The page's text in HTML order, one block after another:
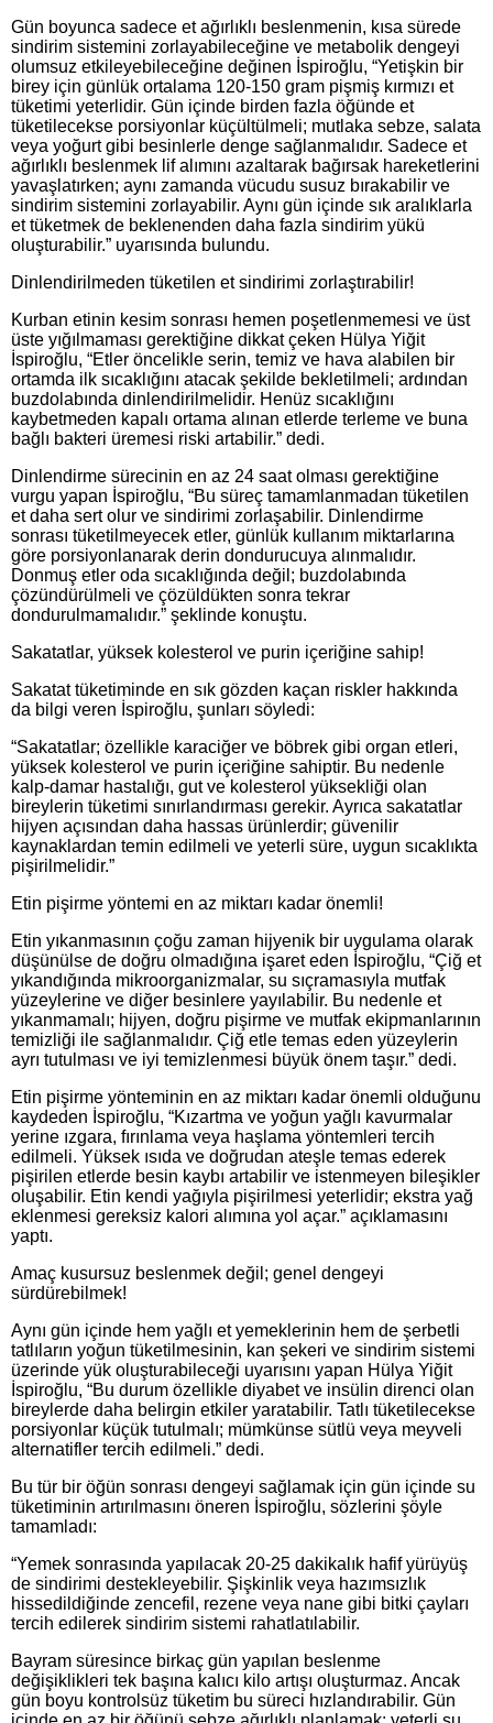
Gün boyunca sadece et ağırlıklı beslenmenin, kısa sürede
sindirim sistemini zorlayabileceğine ve metabolik dengeyi
olumsuz etkileyebileceğine değinen İspiroğlu, “Yetişkin bir
birey için günlük ortalama 120-150 gram pişmiş kırmızı et
tüketimi yeterlidir. Gün içinde birden fazla öğünde et
tüketilecekse porsiyonlar küçültülmeli; mutlaka sebze, salata
veya yoğurt gibi besinlerle denge sağlanmalıdır. Sadece et
ağırlıklı beslenmek lif alımını azaltarak bağırsak hareketlerini
yavaşlatırken; aynı zamanda vücudu susuz bırakabilir ve
sindirim sistemini zorlayabilir. Aynı gün içinde sık aralıklarla
et tüketmek de beklenenden daha fazla sindirim yükü
oluşturabilir.” uyarısında bulundu.
Dinlendirilmeden tüketilen et sindirimi zorlaştırabilir!
Kurban etinin kesim sonrası hemen poşetlenmemesi ve üst
üste yığılmaması gerektiğine dikkat çeken Hülya Yiğit
İspiroğlu, “Etler öncelikle serin, temiz ve hava alabilen bir
ortamda ilk sıcaklığını atacak şekilde bekletilmeli; ardından
buzdolabında dinlendirilmelidir. Henüz sıcaklığını
kaybetmeden kapalı ortama alınan etlerde terleme ve buna
bağlı bakteri üremesi riski artabilir.” dedi.
Dinlendirme sürecinin en az 24 saat olması gerektiğine
vurgu yapan İspiroğlu, “Bu süreç tamamlanmadan tüketilen
et daha sert olur ve sindirimi zorlaşabilir. Dinlendirme
sonrası tüketilmeyecek etler, günlük kullanım miktarlarına
göre porsiyonlanarak derin dondurucuya alınmalıdır.
Donmuş etler oda sıcaklığında değil; buzdolabında
çözündürülmeli ve çözüldükten sonra tekrar
dondurulmamalıdır.” şeklinde konuştu.
Sakatatlar, yüksek kolesterol ve purin içeriğine sahip!
Sakatat tüketiminde en sık gözden kaçan riskler hakkında
da bilgi veren İspiroğlu, şunları söyledi:
“Sakatatlar; özellikle karaciğer ve böbrek gibi organ etleri,
yüksek kolesterol ve purin içeriğine sahiptir. Bu nedenle
kalp-damar hastalığı, gut ve kolesterol yüksekliği olan
bireylerin tüketimi sınırlandırması gerekir. Ayrıca sakatatlar
hijyen açısından daha hassas ürünlerdir; güvenilir
kaynaklardan temin edilmeli ve yeterli süre, uygun sıcaklıkta
pişirilmelidir.”
Etin pişirme yöntemi en az miktarı kadar önemli!
Etin yıkanmasının çoğu zaman hijyenik bir uygulama olarak
düşünülse de doğru olmadığına işaret eden İspiroğlu, “Çiğ et
yıkandığında mikroorganizmalar, su sıçramasıyla mutfak
yüzeylerine ve diğer besinlere yayılabilir. Bu nedenle et
yıkanmamalı; hijyen, doğru pişirme ve mutfak ekipmanlarının
temizliği ile sağlanmalıdır. Çiğ etle temas eden yüzeylerin
ayrı tutulması ve iyi temizlenmesi büyük önem taşır.” dedi.
Etin pişirme yönteminin en az miktarı kadar önemli olduğunu
kaydeden İspiroğlu, “Kızartma ve yoğun yağlı kavurmalar
yerine ızgara, fırınlama veya haşlama yöntemleri tercih
edilmeli. Yüksek ısıda ve doğrudan ateşle temas ederek
pişirilen etlerde besin kaybı artabilir ve istenmeyen bileşikler
oluşabilir. Etin kendi yağıyla pişirilmesi yeterlidir; ekstra yağ
eklenmesi gereksiz kalori alımına yol açar.” açıklamasını
yaptı.
Amaç kusursuz beslenmek değil; genel dengeyi
sürdürebilmek!
Aynı gün içinde hem yağlı et yemeklerinin hem de şerbetli
tatlıların yoğun tüketilmesinin, kan şekeri ve sindirim sistemi
üzerinde yük oluşturabileceği uyarısını yapan Hülya Yiğit
İspiroğlu, “Bu durum özellikle diyabet ve insülin direnci olan
bireylerde daha belirgin etkiler yaratabilir. Tatlı tüketilecekse
porsiyonlar küçük tutulmalı; mümkünse sütlü veya meyveli
alternatifler tercih edilmeli.” dedi.
Bu tür bir öğün sonrası dengeyi sağlamak için gün içinde su
tüketiminin artırılmasını öneren İspiroğlu, sözlerini şöyle
tamamladı:
“Yemek sonrasında yapılacak 20-25 dakikalık hafif yürüyüş
de sindirimi destekleyebilir. Şişkinlik veya hazımsızlık
hissedildiğinde zencefil, rezene veya nane gibi bitki çayları
tercih edilerek sindirim sistemi rahatlatılabilir.
Bayram süresince birkaç gün yapılan beslenme
değişiklikleri tek başına kalıcı kilo artışı oluşturmaz. Ancak
gün boyu kontrolsüz tüketim bu süreci hızlandırabilir. Gün